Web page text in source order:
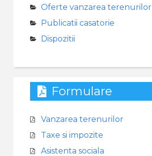
Oferte vanzarea terenurilor
Publicatii casatorie
Dispozitii
Formulare
Vanzarea terenurilor
Taxe si impozite
Asistenta sociala